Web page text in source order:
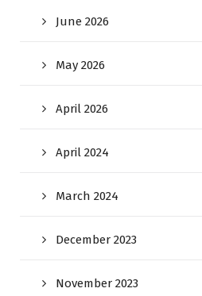
June 2026
May 2026
April 2026
April 2024
March 2024
December 2023
November 2023